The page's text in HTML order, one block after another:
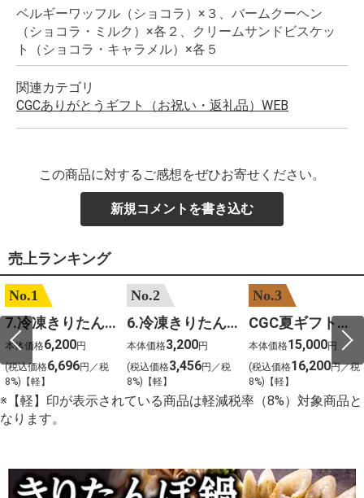
ベルギーワッフル（ショコラ）×３、バームクーヘン
（ショコラ・ミルク）×各２、クリームサンドビスケッ
ト（ショコラ・キャラメル）×各５
関連カテゴリ
CGCありがとうギフト（お祝い・返礼品）WEB
この商品に対するご感想をぜひお寄せください。
新規コメントを書き込む
売上ランキング
No.1
7.冷凍きりたんぽセットM 野菜なし 4人前
本体価格6,200円
(税込価格6,696円／税
8%)【軽】
No.2
6.冷凍きりたんぽセットＳ 野菜なし 2人前
本体価格3,200円
(税込価格3,456円／税
8%)【軽】
No.3
CGC夏ギフト【1101】和牛苑 神戸牛・三田和牛食べ比べ(680g)
本体価格15,000円
(税込価格16,200円／税
8%)【軽】
※【軽】印が表示されている商品は軽減税率（8%）対象商品と
なります。